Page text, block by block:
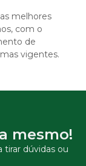
melhores
com o
de
vigentes.
mesmo!
dúvidas ou